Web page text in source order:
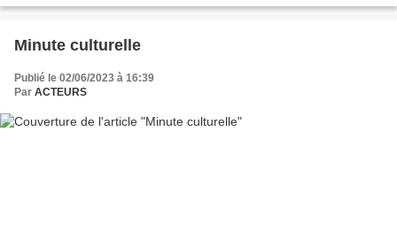
Minute culturelle
Publié le 02/06/2023 à 16:39
Par ACTEURS